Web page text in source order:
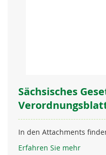
Sächsisches
In den Attachments
Erfahren Sie mehr